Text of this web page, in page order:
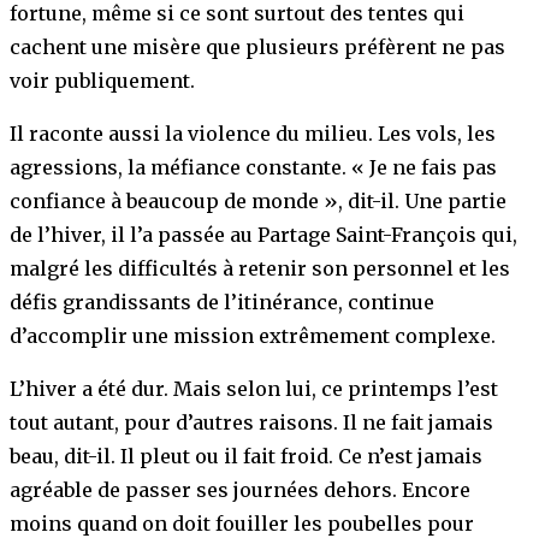
fortune, même si ce sont surtout des tentes qui
cachent une misère que plusieurs préfèrent ne pas
voir publiquement.
Il raconte aussi la violence du milieu. Les vols, les
agressions, la méfiance constante. « Je ne fais pas
confiance à beaucoup de monde », dit-il. Une partie
de l’hiver, il l’a passée au Partage Saint-François qui,
malgré les difficultés à retenir son personnel et les
défis grandissants de l’itinérance, continue
d’accomplir une mission extrêmement complexe.
L’hiver a été dur. Mais selon lui, ce printemps l’est
tout autant, pour d’autres raisons. Il ne fait jamais
beau, dit-il. Il pleut ou il fait froid. Ce n’est jamais
agréable de passer ses journées dehors. Encore
moins quand on doit fouiller les poubelles pour